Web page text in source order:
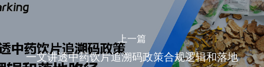
上一篇
一文讲透中药饮片追溯码政策合规逻辑和落地